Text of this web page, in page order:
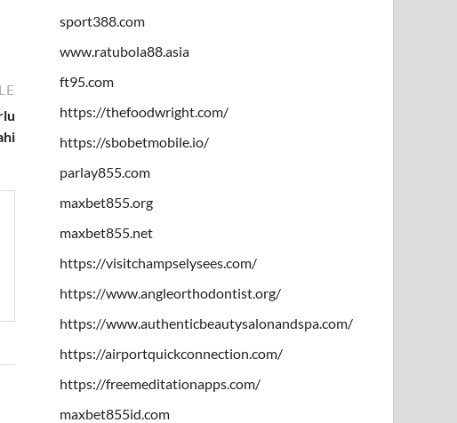
sport388.com
www.ratubola88.asia
ft95.com
https://thefoodwright.com/
https://sbobetmobile.io/
parlay855.com
maxbet855.org
maxbet855.net
https://visitchampselysees.com/
https://www.angleorthodontist.org/
https://www.authenticbeautysalonandspa.com/
https://airportquickconnection.com/
https://freemeditationapps.com/
maxbet855id.com